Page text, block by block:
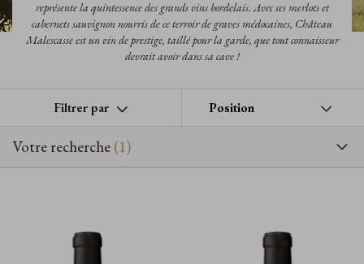
représente la quintessence des grands vins bordelais. Avec ses merlots et
cabernets sauvignon nourris de ce terroir de graves médocaines, Château
Malescasse est un vin de prestige, taillé pour la garde, que tout connaisseur
devrait avoir dans sa cave !
Filtrer par
Votre recherche